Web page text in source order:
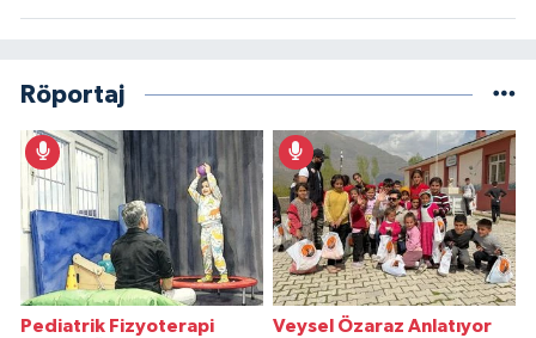
Röportaj
Pediatrik Fizyoterapi
Veysel Özaraz Anlatıyor